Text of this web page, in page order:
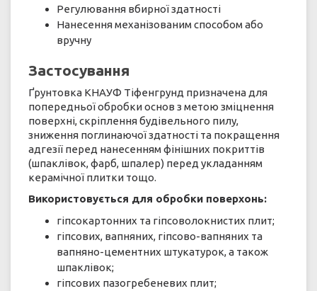
Регулювання вбирної здатності
Нанесення механізованим способом або
вручну
Застосування
Ґрунтовка КНАУФ Тіфенгрунд призначена для
попередньої обробки основ з метою зміцнення
поверхні, скріплення будівельного пилу,
зниження поглинаючої здатності та покращення
адгезії перед нанесенням фінішних покриттів
(шпаклівок, фарб, шпалер) перед укладанням
керамічної плитки тощо.
Використовується для обробки поверхонь:
гіпсокартонних та гіпсоволокнистих плит;
гіпсових, вапняних, гіпсово-вапняних та
вапняно-цементних штукатурок, а також
шпаклівок;
гіпсових пазогребеневих плит;